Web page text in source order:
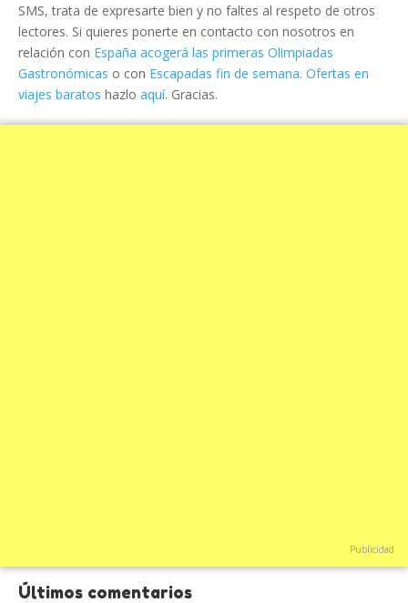
SMS, trata de expresarte bien y no faltes al respeto de otros
lectores. Si quieres ponerte en contacto con nosotros en
relación con España acogerá las primeras Olimpiadas
Gastronómicas o con Escapadas fin de semana. Ofertas en
viajes baratos hazlo aquí. Gracias.
Publicidad
Últimos comentarios